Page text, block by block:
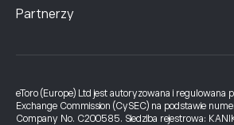
Partnerzy
eToro (Europe) Ltd jest autoryzowana i regulowana
Exchange Commission (CySEC) na podstawie
Company No. C200585. Siedziba rejestrowa: